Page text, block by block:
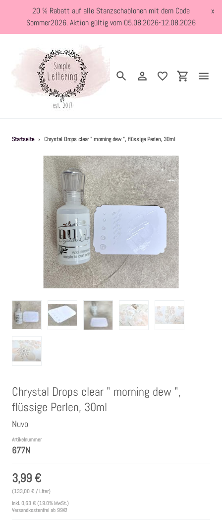
Inhalt
20 % Rabatt auf alle Stanzschablonen mit dem Code
Sommer2026. Aktion gültig vom 05.08.2026-12.08.2026
x
SuchenEinloggen
Kreativblog
Stanzschablonen
Holzstempel
Clear Stamps
Stempelkissen
Embossing Pulver WOW
Kartendeko Embellishments
Präge-, Universal- Maskierschablonen
Papiere
Bänder & Garn
Siegelwachs /Papierschöpfen
Farben
Zubehör
Startseite › Chrystal Drops clear " morning dew ", flüssige Perlen, 30ml
Chrystal Drops clear " morning dew ",
flüssige Perlen, 30ml
Nuvo
Artikelnummer
677N
3,99 €
(133,00 € / Liter)
inkl. 0,63 € (19.0% MwSt.)
Versandkostenfrei ab 99€!